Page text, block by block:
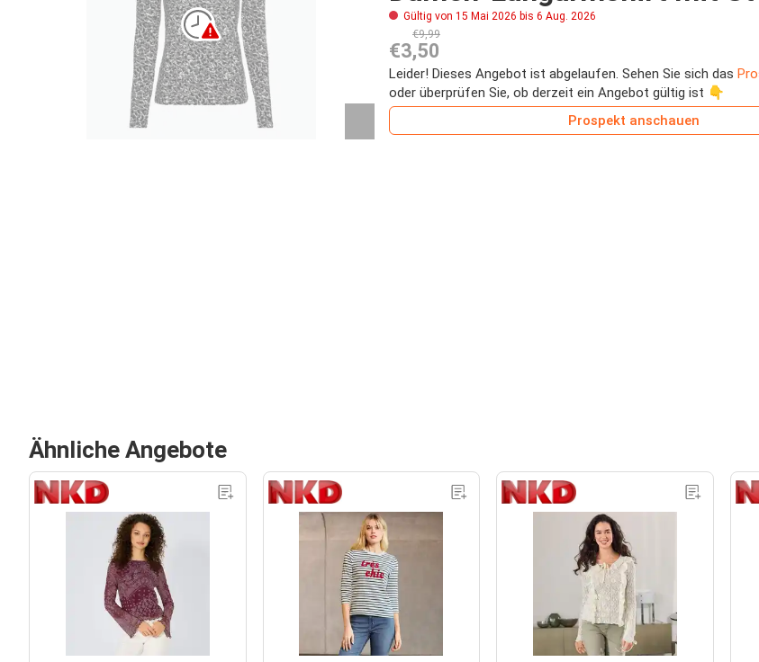
Gültig von 15 Mai 2026 bis 6 Aug. 2026
€9,99
€3,50
Leider! Dieses Angebot ist abgelaufen. Sehen Sie sich das
oder überprüfen Sie, ob derzeit ein Angebot gültig ist 👇
Prospekt anschauen
Ähnliche Angebote